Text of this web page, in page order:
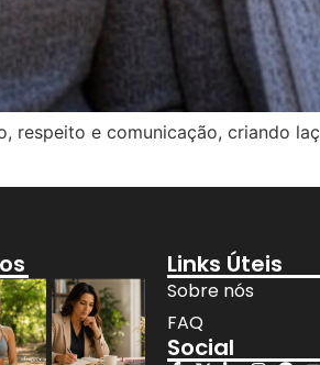
respeito e comunicação, criando
Links Úteis
Sobre nós
FAQ
Social